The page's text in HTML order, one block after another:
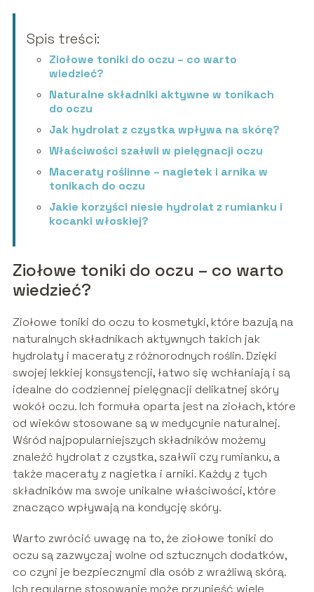
Spis treści:
Ziołowe toniki do oczu – co warto
wiedzieć?
Naturalne składniki aktywne w tonikach
do oczu
Jak hydrolat z czystka wpływa na skórę?
Właściwości szałwii w pielęgnacji oczu
Maceraty roślinne – nagietek i arnika w
tonikach do oczu
Jakie korzyści niesie hydrolat z rumianku i
kocanki włoskiej?
Ziołowe toniki do oczu – co warto
wiedzieć?
Ziołowe toniki do oczu to kosmetyki, które bazują na
naturalnych składnikach aktywnych takich jak
hydrolaty i maceraty z różnorodnych roślin. Dzięki
swojej lekkiej konsystencji, łatwo się wchłaniają i są
idealne do codziennej pielęgnacji delikatnej skóry
wokół oczu. Ich formuła oparta jest na ziołach, które
od wieków stosowane są w medycynie naturalnej.
Wśród najpopularniejszych składników możemy
znaleźć hydrolat z czystka, szałwii czy rumianku, a
także maceraty z nagietka i arniki. Każdy z tych
składników ma swoje unikalne właściwości, które
znacząco wpływają na kondycję skóry.
Warto zwrócić uwagę na to, że ziołowe toniki do
oczu są zazwyczaj wolne od sztucznych dodatków,
co czyni je bezpiecznymi dla osób z wrażliwą skórą.
Ich regularne stosowanie może przynieść wiele